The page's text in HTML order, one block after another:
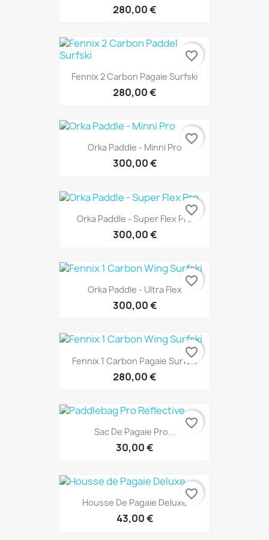
280,00 €
Fennix 2 Carbon Pagaie Surfski
280,00 €
favorite_border
Orka Paddle - Minni Pro
300,00 €
favorite_border
Orka Paddle - Super Flex Pro
300,00 €
favorite_border
Orka Paddle - Ultra Flex
300,00 €
favorite_border
Fennix 1 Carbon Pagaie Surfski
280,00 €
favorite_border
Sac De Pagaie Pro...
30,00 €
favorite_border
Housse De Pagaie Deluxe
43,00 €
favorite_border